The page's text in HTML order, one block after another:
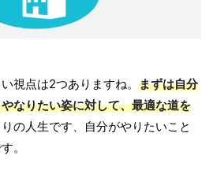
視点は2つありますね。 まずは自分
なりたい姿に対して、最適な道を
の人生です、自分がやりたいこと
。